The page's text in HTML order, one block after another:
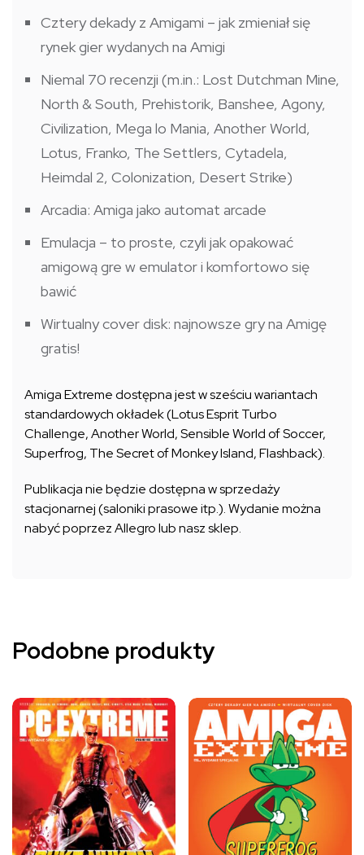
Cztery dekady z Amigami – jak zmieniał się
rynek gier wydanych na Amigi
Niemal 70 recenzji (m.in.: Lost Dutchman Mine,
North & South, Prehistorik, Banshee, Agony,
Civilization, Mega lo Mania, Another World,
Lotus, Franko, The Settlers, Cytadela,
Heimdal 2, Colonization, Desert Strike)
Arcadia: Amiga jako automat arcade
Emulacja – to proste, czyli jak opakować
amigową gre w emulator i komfortowo się
bawić
Wirtualny cover disk: najnowsze gry na Amigę
gratis!
Amiga Extreme dostępna jest w sześciu wariantach
standardowych okładek (Lotus Esprit Turbo
Challenge, Another World, Sensible World of Soccer,
Superfrog, The Secret of Monkey Island, Flashback).
Publikacja nie będzie dostępna w sprzedaży
stacjonarnej (saloniki prasowe itp.). Wydanie można
nabyć poprzez Allegro lub nasz sklep.
Podobne produkty
Ten
produkt
wiele
wariantów.
Opcje
Ten
produkt
ma
wariantów.
Opcje